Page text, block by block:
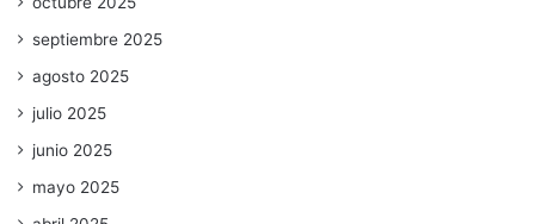
septiembre 2025
agosto 2025
julio 2025
junio 2025
mayo 2025